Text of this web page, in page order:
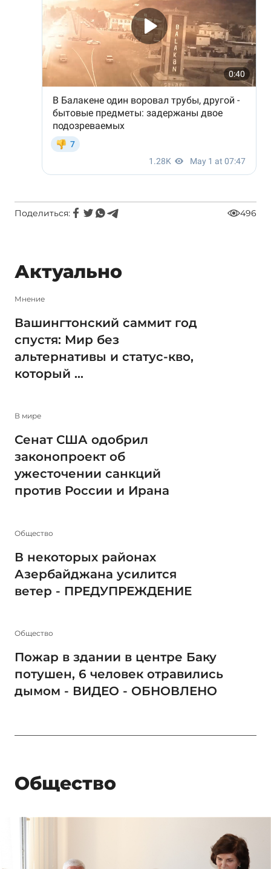
Поделиться: 496
Актуально
Мнение
Вашингтонский саммит год
спустя: Мир без
альтернативы и статус-кво,
который ...
В мире
Сенат США одобрил
законопроект об
ужесточении санкций
против России и Ирана
Общество
В некоторых районах
Азербайджана усилится
ветер - ПРЕДУПРЕЖДЕНИЕ
Общество
Пожар в здании в центре Баку
потушен, 6 человек отравились
дымом - ВИДЕО - ОБНОВЛЕНО
Общество